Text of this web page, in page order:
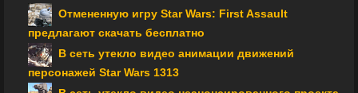
Отмененную игру Star Wars: First Assault
предлагают скачать бесплатно
В сеть утекло видео анимации движений
персонажей Star Wars 1313